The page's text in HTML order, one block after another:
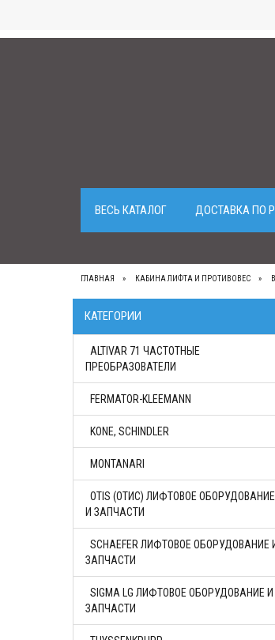
ВЕСЬ КАТАЛОГ ДОСТАВКА ПО
ГЛАВНАЯ КАБИНА ЛИФТА И ПРОТИВОВЕС
КАТЕГОРИИ
ALTIVAR 71 ЧАСТОТНЫЕ
ПРЕОБРАЗОВАТЕЛИ
FERMATOR-KLEEMANN
KONE, SCHINDLER
MONTANARI
OTIS (ОТИС) ЛИФТОВОЕ ОБОРУДОВАНИЕ
И ЗАПЧАСТИ
SCHAEFER ЛИФТОВОЕ ОБОРУДОВАНИЕ
ЗАПЧАСТИ
SIGMA LG ЛИФТОВОЕ ОБОРУДОВАНИЕ И
ЗАПЧАСТИ